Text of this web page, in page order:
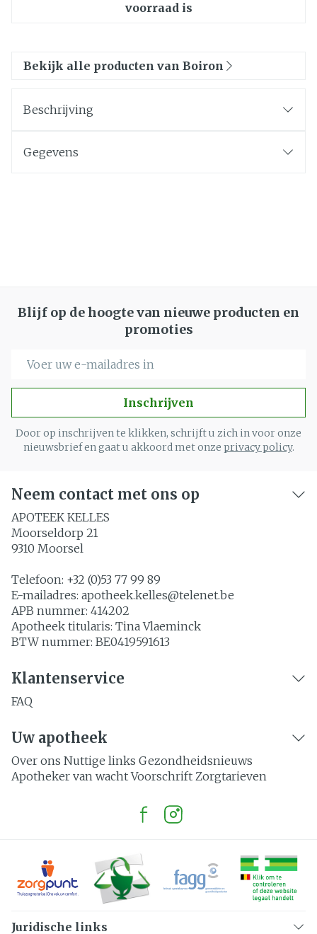
voorraad is
Bekijk alle producten van Boiron
Beschrijving
Gegevens
Blijf op de hoogte van nieuwe producten en
promoties
Inschrijven
Door op inschrijven te klikken, schrijft u zich in voor onze
nieuwsbrief en gaat u akkoord met onze privacy policy.
Neem contact met ons op
APOTEEK KELLES
Moorseldorp 21
9310 Moorsel
Telefoon: +32 (0)53 77 99 89
E-mailadres: apotheek.kelles@telenet.be
APB nummer: 414202
Apotheek titularis: Tina Vlaeminck
BTW nummer: BE0419591613
Klantenservice
FAQ
Uw apotheek
Over ons Nuttige links Gezondheidsnieuws
Apotheker van wacht Voorschrift Zorgtarieven
Juridische links